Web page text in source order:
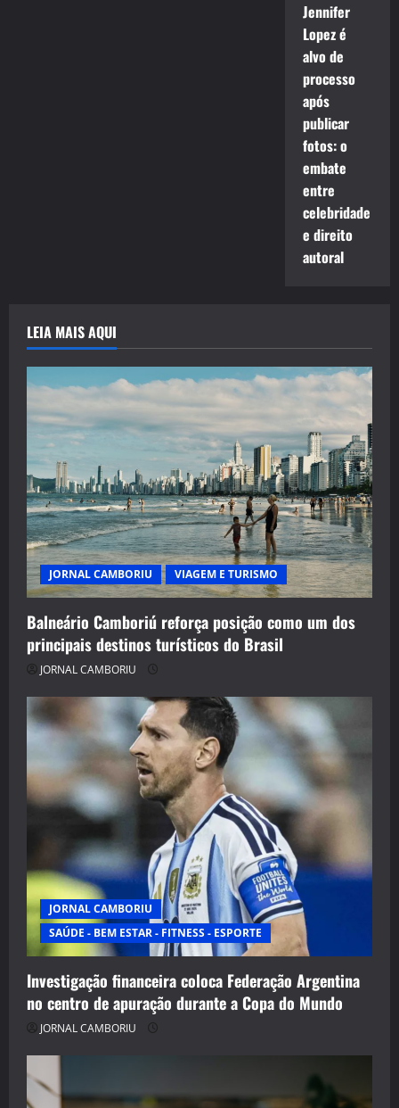
Jennifer
Lopez é
alvo de
processo
após
publicar
fotos: o
embate
entre
celebridade
e direito
autoral
LEIA MAIS AQUI
JORNAL CAMBORIU VIAGEM E TURISMO
Balneário Camboriú reforça posição como um dos
principais destinos turísticos do Brasil
JORNAL CAMBORIU
JORNAL CAMBORIU
SAÚDE - BEM ESTAR - FITNESS - ESPORTE
Investigação financeira coloca Federação Argentina
no centro de apuração durante a Copa do Mundo
JORNAL CAMBORIU